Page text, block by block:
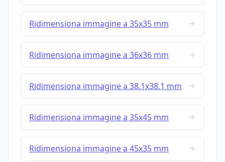
Ridimensiona immagine a 35x35 mm
Ridimensiona immagine a 36x36 mm
Ridimensiona immagine a 38.1x38.1 mm
Ridimensiona immagine a 35x45 mm
Ridimensiona immagine a 45x35 mm